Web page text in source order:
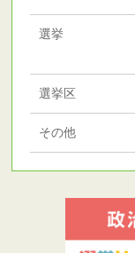
選挙
選挙区
その他